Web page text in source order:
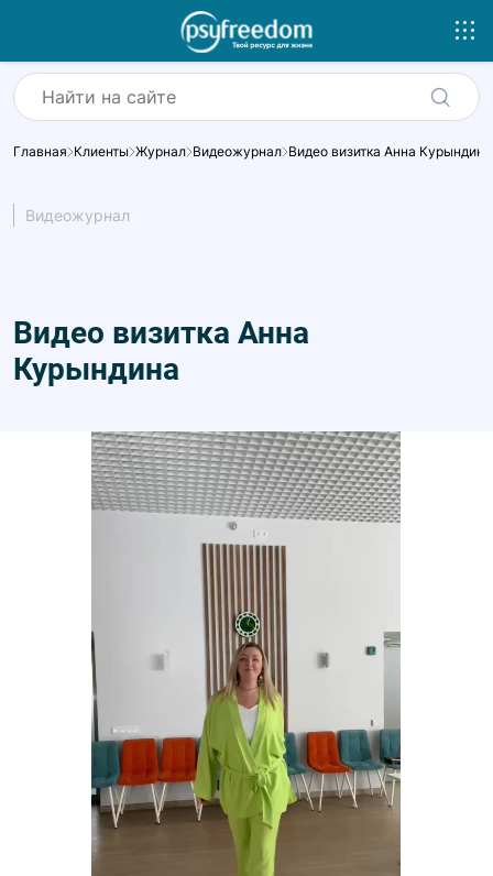
Главная Клиенты Журнал Видеожурнал Видео визитка Анна Курындина
Видеожурнал
Видео визитка Анна
Курындина